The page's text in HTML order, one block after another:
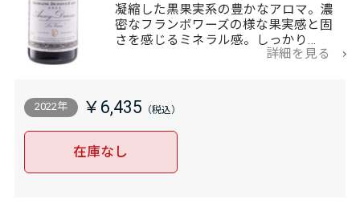
凝縮した黒果実系の豊かなアロマ。濃
密なフランボワーズの様な果実感と固
さを感じるミネラル感。しっかり…
詳細を見る
2022年 ￥6,435
在庫なし